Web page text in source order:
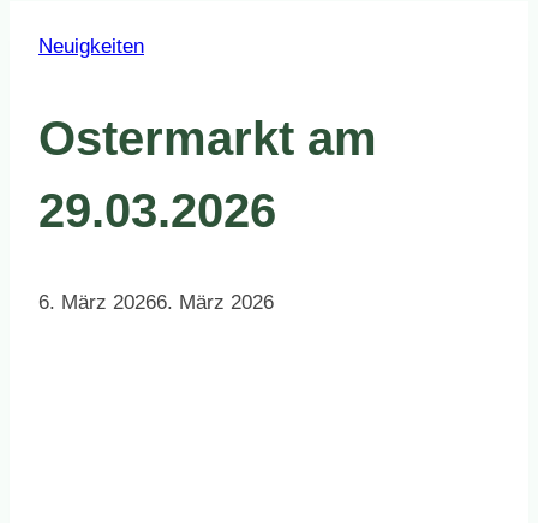
Neuigkeiten
Ostermarkt am
29.03.2026
6. März 20266. März 2026